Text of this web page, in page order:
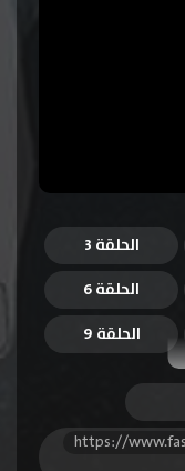
الحلقة 3
الحلقة 6
الحلقة 9
الحلقة 12
الحلقة 15
https://